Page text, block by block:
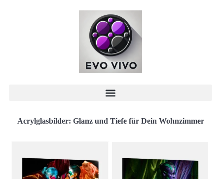
Acrylglasbilder: Glanz und Tiefe für Dein Wohnzimmer